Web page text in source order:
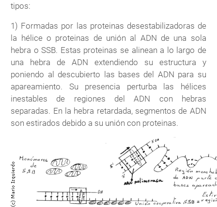
tipos:
1) Formadas por las proteinas desestabilizadoras de
la hélice o proteinas de unión al ADN de una sola
hebra o SSB. Estas proteinas se alinean a lo largo de
una hebra de ADN extendiendo su estructura y
poniendo al descubierto las bases del ADN para su
apareamiento. Su presencia perturba las hélices
inestables de regiones del ADN con hebras
separadas. En la hebra retardada, segmentos de ADN
son estirados debido a su unión con proteinas.